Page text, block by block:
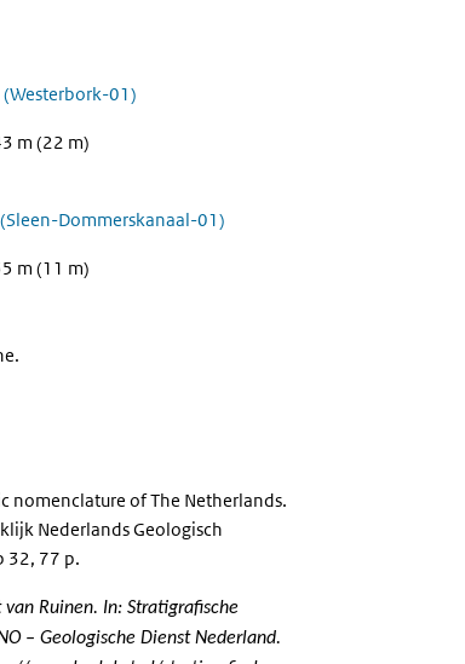
01)
m (22 m)
Dommerskanaal-01)
m (11 m)
nomenclature of The Netherlands.
Nederlands Geologisch
32, 77 p.
van Ruinen. In: Stratigrafische
– Geologische Dienst Nederland.